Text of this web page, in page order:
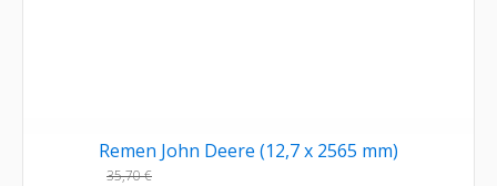
Remen John Deere (12,7 x 2565 mm)
35,70€